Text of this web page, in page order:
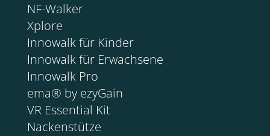
NF-Walker
Xplore
Innowalk für Kinder
Innowalk für Erwachsene
Innowalk Pro
ema® by ezyGain
VR Essential Kit
Nackenstütze